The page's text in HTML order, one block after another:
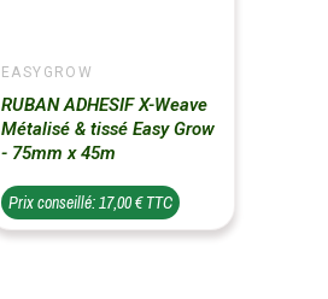
EASYGROW
RUBAN ADHESIF X-Weave
Métalisé & tissé Easy Grow
- 75mm x 45m
Prix conseillé: 17,00 € TTC